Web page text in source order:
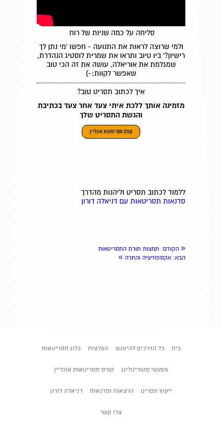
סליחה על כמה שניות של רוח
ולמי שרוצה לראות את התנועה - חפשו 'מי נתן לך
רישיון?' ביו טיוב ותראו את שמרית לוסטיג הנהדרת,
שמגלמת את אוריאלה, עושה את זה הכי טוב
שאפשר לקוות:-)
איך לכתוב תסריט טוב?
מזמינה אותך ללכת איתי צעד אחר צעד בכתיבת
והגשת התסריט שלך
קורס תסריטאות אונליין
ללמוד לכתוב תסריט וליהנות מהדרך
סדנאות תסריטאות עם דניאלה דורון
« הקודם: תמצות תורת התסריטאות
הבא: אקספוזיציה והתרה »
בית כל הדרכים להיפגש המלצות בלוג תסריטאות
מפגשי סטוריטלינג קורס תסריטאות אונליין
ייעוץ תסריט הרצאות וסדנאות דניאלה דורון
צרו קשר